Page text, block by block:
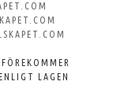
LAGEN